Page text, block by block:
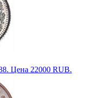
Цена 22000 RUB.